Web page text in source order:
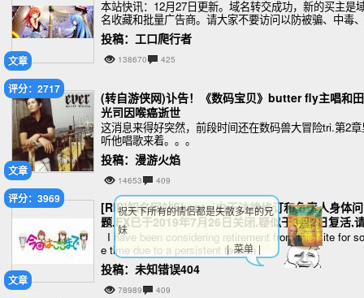
文章
本站快讯：12月27日更新。域名转交成功，新的买主是
名收藏和批量广告商。请大家不要访问以防被骗、中毒、
或为对方带来广告收入。
投稿：工口爬行者
138670 425
文章
评分：2717
(转自游侠网)讣告！《数码宝贝》butter fly主唱和田
光司因喉癌逝世
这消息来得好突然，前段时间还在数码兽大冒险tri.第2
听他唱歌来着。。。
投稿：漫游火焰
14653 409
文章
评分：3969
[RIP]知名网站Ehentai由于法律修订和负责人身体问
题,EX已于2019年7月26日关闭,疑似于8月2日复活,
各位根据需要进行备份
I have been considering retirement from this site for
e time due to a persistent tendon
投稿：未知错误404
78989 409
祝天下所有的情侣都是失散多年的兄
妹
| 菜单 |